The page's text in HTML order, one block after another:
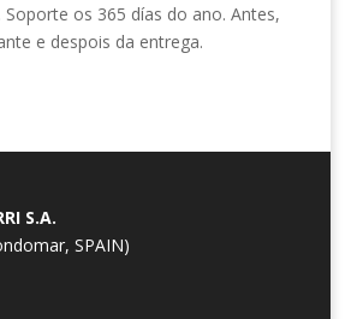
os 365 días do ano. Antes,
e despois da entrega.
S.A.
SPAIN)